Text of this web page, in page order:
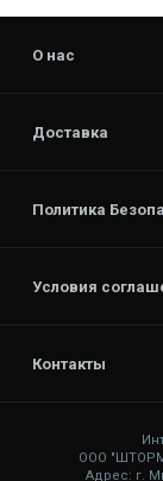
О нас
Доставка
Политика
Условия
Контакты
ООО "ШТОРМ
Адрес: г.